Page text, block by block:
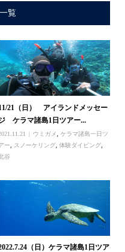
覧
21（日） アイランドメッセー
ケラマ諸島1日ツアー...
ウミガメ ,ケラマ諸島一日ツ
ー
スノーケリング ,体験ダイビング
谷
（日）ケラマ諸島1日ツア